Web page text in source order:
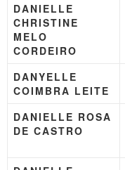
DANIELLE
CHRISTINE
MELO
CORDEIRO
DANYELLE
COIMBRA LEITE
DANIELLE ROSA
DE CASTRO